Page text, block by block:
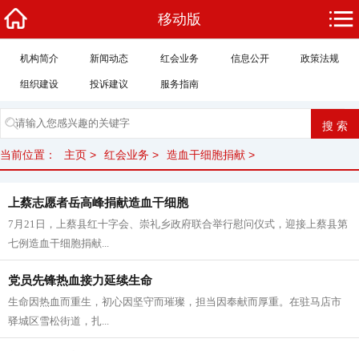
移动版
机构简介 新闻动态 红会业务 信息公开 政策法规
组织建设 投诉建议 服务指南
当前位置： 主页 > 红会业务 > 造血干细胞捐献 >
上蔡志愿者岳高峰捐献造血干细胞
7月21日，上蔡县红十字会、崇礼乡政府联合举行慰问仪式，迎接上蔡县第
七例造血干细胞捐献...
党员先锋热血接力延续生命
生命因热血而重生，初心因坚守而璀璨，担当因奉献而厚重。在驻马店市
驿城区雪松街道，扎...